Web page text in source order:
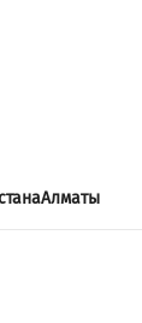
Алматы